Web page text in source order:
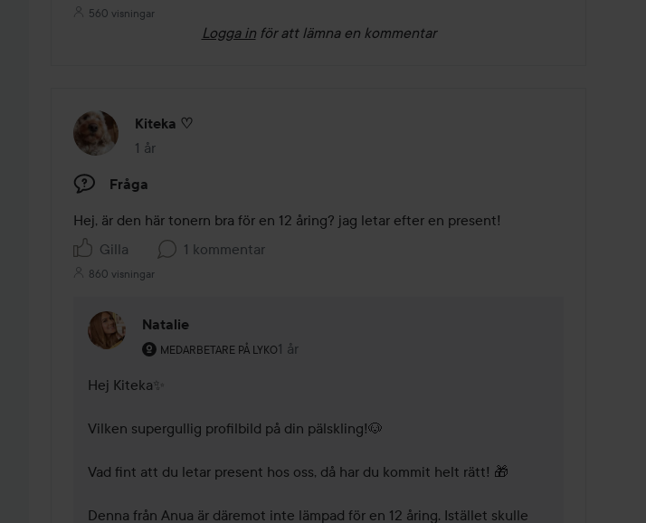
560 visningar
Logga in för att lämna en kommentar
Kiteka ♡
1 år
Inlägget skapades 1 år
Fråga
Hej, är den här tonern bra för en 12 åring? jag letar efter en present!
Gilla
1 kommentar
860 visningar
Natalie
MEDARBETARE PÅ LYKO
Användarens roll: Medarbetare på Lyko.
1 år
Kommentaren lades 1 år
Hej Kiteka✨
Vilken supergullig profilbild på din pälskling!🐶
Vad fint att du letar present hos oss, då har du kommit helt rätt! 🎁
Denna från Anua är däremot inte lämpad för en 12 åring. Istället skulle